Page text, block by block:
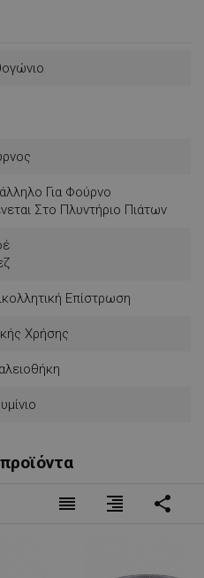
Για Φούρνο
Στο Πλυντήριο Πιάτων
Επίστρωση
Χρήσης
reorder format_align_right share